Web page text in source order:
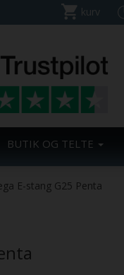
kurv
BUTIK OG TELTE
E-stang G25 Penta